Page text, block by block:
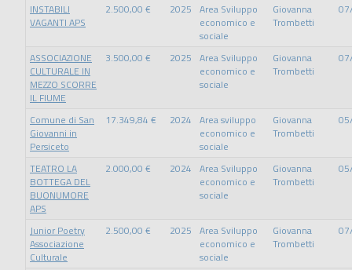
INSTABILI
VAGANTI APS
2.500,00 € 2025 Area Sviluppo
economico e
sociale
Giovanna
Trombetti
ASSOCIAZIONE
CULTURALE IN
MEZZO SCORRE
IL FIUME
3.500,00 € 2025 Area Sviluppo
economico e
sociale
Giovanna
Trombetti
Comune di San
Giovanni in
Persiceto
17.349,84 € 2024 Area sviluppo
economico e
sociale
Giovanna
Trombetti
TEATRO LA
BOTTEGA DEL
BUONUMORE
APS
2.000,00 € 2024 Area Sviluppo
economico e
sociale
Giovanna
Trombetti
Junior Poetry
Associazione
Culturale
2.500,00 € 2025 Area Sviluppo
economico e
sociale
Giovanna
Trombetti